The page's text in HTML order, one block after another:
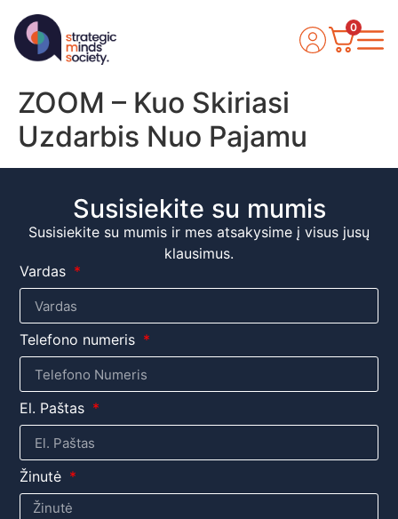
0
ZOOM – Kuo Skiriasi
Uzdarbis Nuo Pajamu
Susisiekite su mumis
Susisiekite su mumis ir mes atsakysime į visus jusų
klausimus.
Vardas
Telefono numeris
El. Paštas
Žinutė